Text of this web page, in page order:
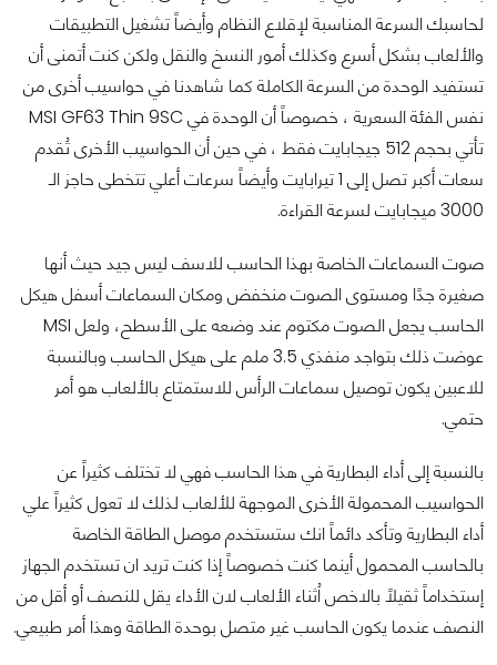
لحاسبك السرعة المناسبة لإقلاع النظام وأيضاً تشغيل التطبيقات
والألعاب بشكل أسرع وكذلك أمور النسخ والنقل ولكن كنت أتمنى أن
تستفيد الوحدة من السرعة الكاملة كما شاهدنا في حواسيب أخرى من
نفس الفئة السعرية ، خصوصاً أن الوحدة في MSI GF63 Thin 9SC
تأتي بحجم 512 جيجابايت فقط ،
في حين أن الحواسيب الأخرى تُقدم
سعات أكبر تصل إلى 1 تيرابايت وأيضاً سرعات أعلي تتخطى حاجز الـ
3000 ميجابايت لسرعة القراءة.
صوت السماعات الخاصة بهذا الحاسب للاسف ليس جيد حيث أنها
صغيرة جدًا ومستوى الصوت منخفض ومكان السماعات أسفل هيكل
الحاسب يجعل الصوت مكتوم عند وضعه على الأسطح، ولعل MSI
عوضت ذلك بتواجد منفذي 3.5 ملم على هيكل الحاسب وبالنسبة
للاعبين يكون توصيل سماعات الرأس للاستمتاع بالألعاب هو أمر
حتمي.
بالنسبة إلى أداء البطارية في هذا الحاسب فهي لا تختلف كثيراً عن
الحواسيب المحمولة الأخرى الموجهة للألعاب لذلك لا تعول كثيراً علي
أداء البطارية وتأكد دائماً انك ستستخدم موصل الطاقة الخاصة
بالحاسب المحمول أينما كنت خصوصاً إذا كنت تريد ان تستخدم الجهاز
إستخداماً ثقيلاً بالاخص اُثناء الألعاب لان الأداء يقل للنصف أو أقل من
النصف عندما يكون الحاسب غير متصل بوحدة الطاقة وهذا أمر طبيعي.